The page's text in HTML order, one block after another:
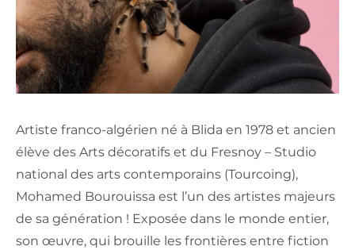
Artiste franco-algérien né à Blida en 1978 et ancien
élève des Arts décoratifs et du Fresnoy – Studio
national des arts contemporains (Tourcoing),
Mohamed Bourouissa est l’un des artistes majeurs
de sa génération ! Exposée dans le monde entier,
son œuvre, qui brouille les frontières entre fiction